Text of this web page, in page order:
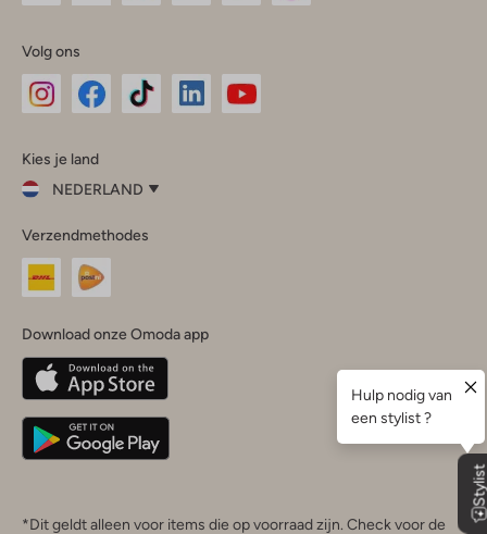
Volg ons
InstagramFacebook
Kies je land
NEDERLAND
je
land
Nederland
Belgique(Français)
Deutschland
Verzendmethodes
Download onze Omoda app
*Dit geldt alleen voor items die op voorraad zijn. Check voor de